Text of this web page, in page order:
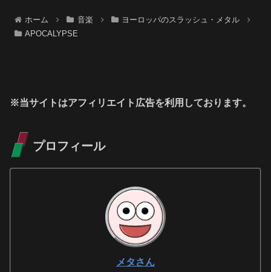
ホーム 音楽
ヨーロッパのスラッシュ・メタル
APOCALYPSE
※当サイトはアフィリエイト広告を利用しております。
プロフィール
メタさん